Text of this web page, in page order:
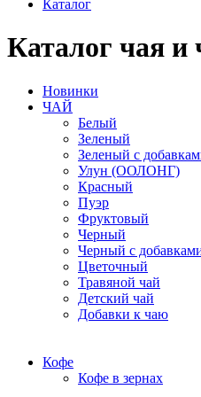
Каталог
Каталог чая и
Новинки
ЧАЙ
Белый
Зеленый
Зеленый с
Улун (ООЛОНГ)
Красный
Пуэр
Фруктовый
Черный
Черный с
Цветочный
Травяной чай
Детский чай
Добавки к чаю
Кофе
Кофе в зернах